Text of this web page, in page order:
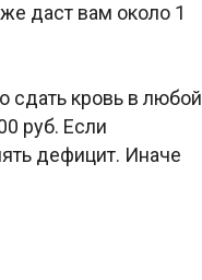
даст вам около 1
сдать кровь в любой
руб. Если
дефицит. Иначе